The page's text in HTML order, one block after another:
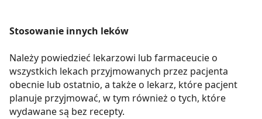
Stosowanie innych leków
Należy powiedzieć lekarzowi lub farmaceucie o
wszystkich lekach przyjmowanych przez pacjenta
obecnie lub ostatnio, a także o lekarz, które pacjent
planuje przyjmować, w tym również o tych, które
wydawane są bez recepty.